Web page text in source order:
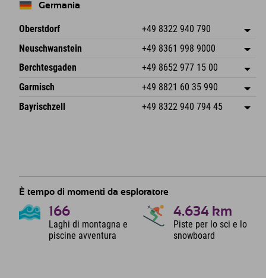
Germania
Oberstdorf +49 8322 940 790
An der Breitach 3
Germania
Salva indirizzo
Prenotazione
Neuschwanstein +49 8361 998 9000
An der Riese 45
87484 Nesselwang im Allgäu
Germania
Salva indirizzo
Prenotazione
Berchtesgaden +49 8652 977 15 00
Hofreitstr. 7
Germania
Salva indirizzo
Prenotazione
Garmisch +49 8821 60 35 990
Frickenstraße 22
82490 Farchant
Salva indirizzo
Bayrischzell +49 8322 940 794 45
È tempo di momenti da esploratore
166
Laghi di montagna e
piscine avventura
4.634 km
Piste per lo sci e lo
snowboard